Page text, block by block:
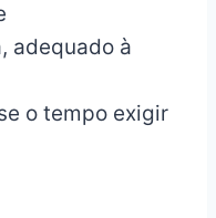
adequado à
o tempo exigir